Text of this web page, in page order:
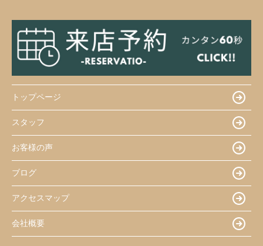
トップページ
スタッフ
お客様の声
ブログ
アクセスマップ
会社概要